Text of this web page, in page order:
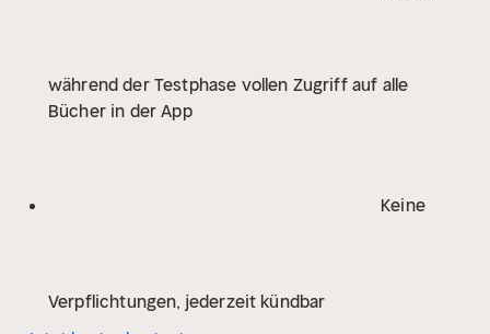
während der Testphase vollen Zugriff auf alle
Bücher in der App
Keine
Verpflichtungen, jederzeit kündbar